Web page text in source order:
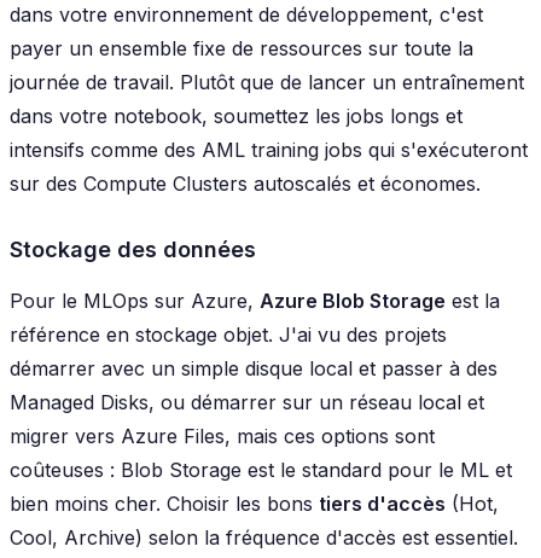
dans votre environnement de développement, c'est
payer un ensemble fixe de ressources sur toute la
journée de travail. Plutôt que de lancer un entraînement
dans votre notebook, soumettez les jobs longs et
intensifs comme des AML training jobs qui s'exécuteront
sur des Compute Clusters autoscalés et économes.
Stockage des données
Pour le MLOps sur Azure, Azure Blob Storage est la
référence en stockage objet. J'ai vu des projets
démarrer avec un simple disque local et passer à des
Managed Disks, ou démarrer sur un réseau local et
migrer vers Azure Files, mais ces options sont
coûteuses : Blob Storage est le standard pour le ML et
bien moins cher. Choisir les bons tiers d'accès (Hot,
Cool, Archive) selon la fréquence d'accès est essentiel.